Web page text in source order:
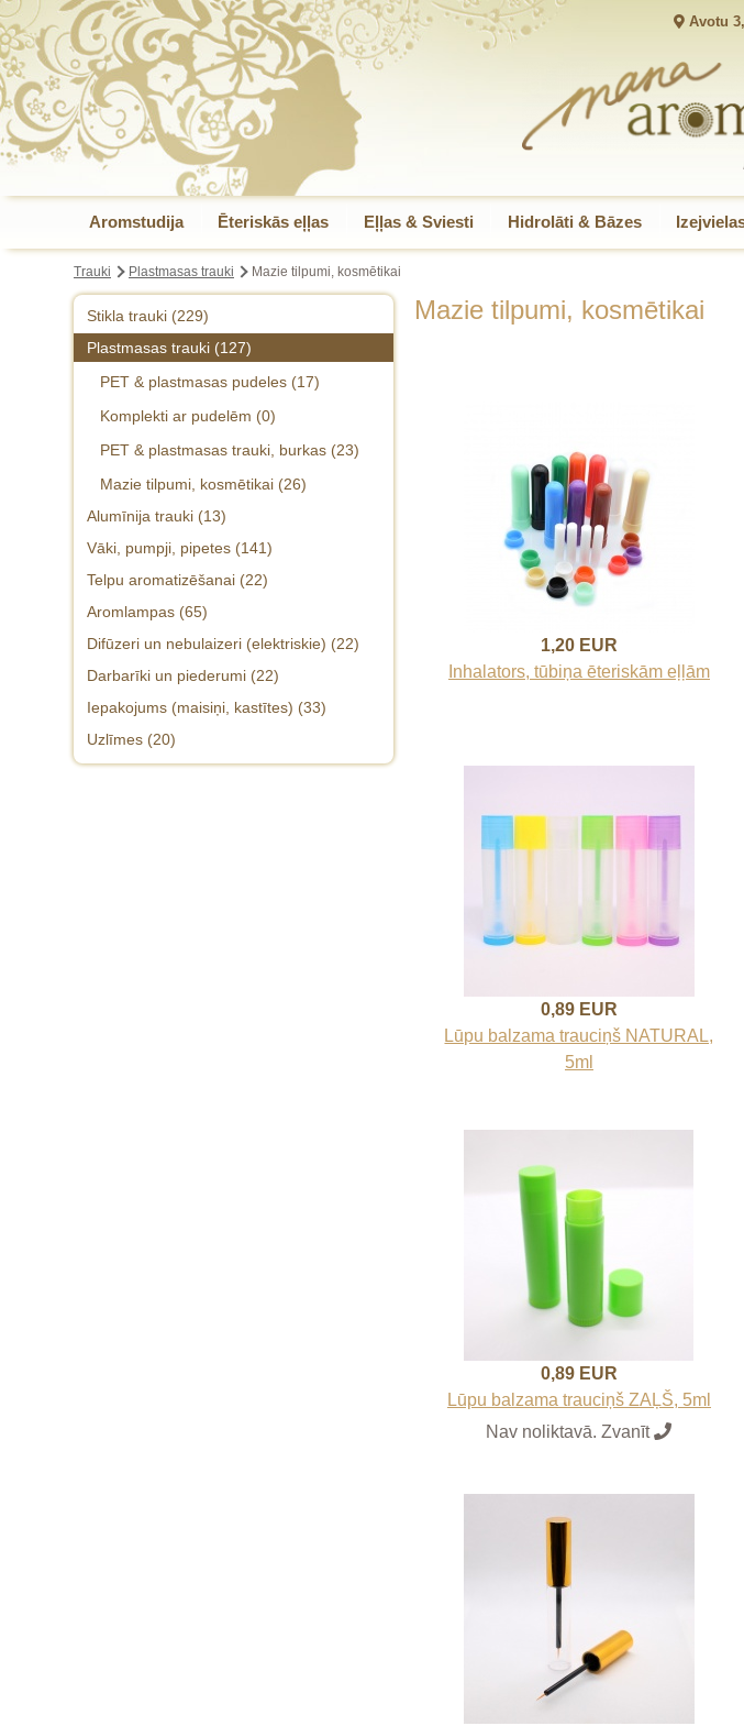
Avotu
Aromstudija Ēteriskās eļļas Eļļas & Sviesti Hidrolāti & Bāzes
Trauki Plastmasas trauki Mazie tilpumi, kosmētikai
Stikla trauki (229)
Aromterapijas stikla pudeles (7)
Aromterap. pudeles-komplekti (31)
Smaržu pudeles, mazie tilpumi, rullīši
(45)
Stikla krēma trauki (31)
Plastmasas trauki (127)
PET & plastmasas pudeles (17)
Komplekti ar pudelēm (0)
PET & plastmasas trauki, burkas (23)
Mazie tilpumi, kosmētikai (26)
Alumīnija trauki (13)
Vāki, pumpji, pipetes (141)
Vāciņi 18mm pudelītēm (18)
Vāciņi 20mm pudelēm 20/410 (22)
Vāciņi 24mm pudelēm 24/410 (20)
Vāciņi 28mm pudelēm un lielākiem
traukiem (8)
Telpu aromatizēšanai (22)
Aromlampas (65)
Difūzeri un nebulaizeri (elektriskie) (22)
Darbarīki un piederumi (22)
Iepakojums (maisiņi, kastītes) (33)
Uzlīmes (20)
Mazie tilpumi, kosmētikai
1,20 EUR
Inhalators, tūbiņa ēteriskām eļļām
0,89 EUR
Lūpu balzama trauciņš NATURAL,
5ml
0,89 EUR
Lūpu balzama trauciņš ZAĻŠ, 5ml
Nav noliktavā. Zvanīt